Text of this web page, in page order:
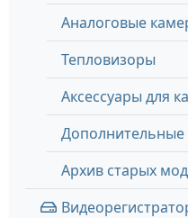
Аналоговые
Тепловизоры
Аксессуары для
Дополнительные
Архив старых